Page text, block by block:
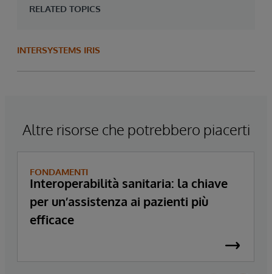
RELATED TOPICS
INTERSYSTEMS IRIS
Altre risorse che potrebbero piacerti
FONDAMENTI
Interoperabilità sanitaria: la chiave
per un’assistenza ai pazienti più
efficace